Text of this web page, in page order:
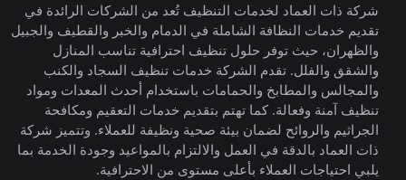
شركة ذات العماد لخدمات التنظيف تُعد من الشركات الرائدة في
تقديم خدمات النظافة الشاملة في الدمام والخبر والقطيف والجبيل
والظهران، حيث توفر حلول تنظيف احترافية تناسب المنازل
والشقق والفلل. تقدم الشركة خدمات تنظيف السجاد والكنب
والمجالس والمطابخ والحمامات باستخدام أحدث المعدات ومواد
تنظيف آمنة وفعالة. كما تهتم بتقديم خدمات التعقيم ومكافحة
الجراثيم والروائح لضمان بيئة صحية ونظيفة للعملاء. وتتميز شركة
ذات العماد بالدقة في العمل والالتزام بالمواعيد وجودة الخدمة بما
يلبي احتياجات العملاء بأعلى مستوى من الاحترافية.